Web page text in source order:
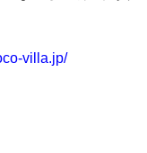
villa.jp/